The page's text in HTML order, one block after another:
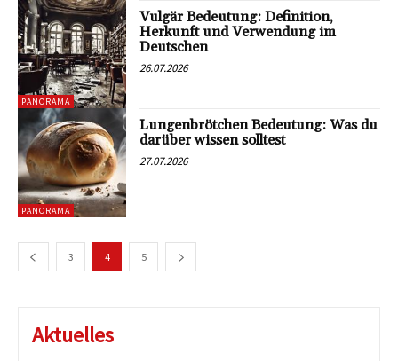
PANORAMA
Vulgär Bedeutung: Definition,
Herkunft und Verwendung im
Deutschen
26.07.2026
PANORAMA
Lungenbrötchen Bedeutung: Was du
darüber wissen solltest
27.07.2026
3 4 5
Aktuelles